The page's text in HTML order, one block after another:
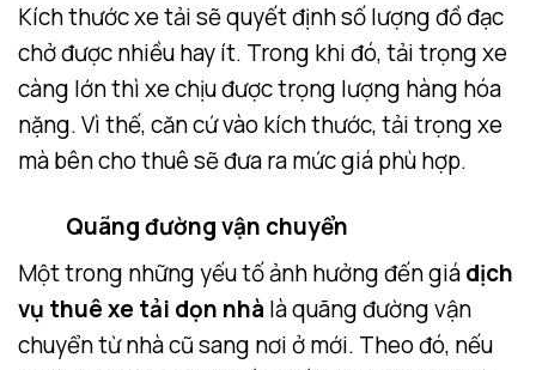
Kích thước xe tải sẽ quyết định số lượng đồ đạc
chở được nhiều hay ít. Trong khi đó, tải trọng xe
càng lớn thì xe chịu được trọng lượng hàng hóa
nặng. Vì thế, căn cứ vào kích thước, tải trọng xe
mà bên cho thuê sẽ đưa ra mức giá phù hợp.
Quãng đường vận chuyển
Một trong những yếu tố ảnh hưởng đến giádịch
vụ thuê xe tải dọn nhà là quãng đường vận
chuyển từ nhà cũ sang nơi ở mới. Theo đó, nếu